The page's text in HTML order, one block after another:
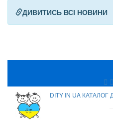
ДИВИТИСЬ ВСІ НОВИНИ
DITY IN UA